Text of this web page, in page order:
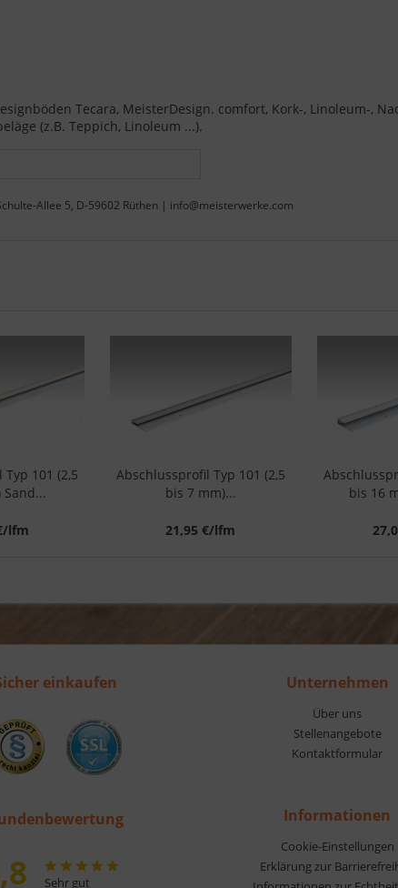
Tecara, MeisterDesign. comfort, Kork-, Linoleum-,
(z.B. Teppich, Linoleum ...).
Allee 5, D-59602 Rüthen | info@meisterwerke.com
101 (2,5
lfm
Abschlussprofil Typ 101 (2,5
bis 7 mm)...
21,95 €/lfm
bis 16
einkaufen
Sehr gut
Unternehmen
Über uns
Stellenangebote
Kontaktformular
Informationen
Cookie-Einstellungen
Erklärung zur